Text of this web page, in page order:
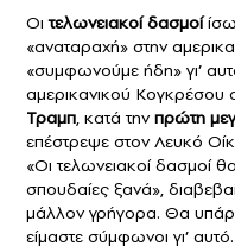
Οι τελωνειακοί δασμοί
«αναταραχή» στην
«συμφωνούμε ήδη» γι’
αμερικανικού
Τραμπ, κατά τηνπρώτη
επέστρεψε στον Λευκό
«Οι τελωνειακοί δασμοί
σπουδαίες ξανά»,
μάλλον γρήγορα. Θα
είμαστε σύμφωνοι γι’